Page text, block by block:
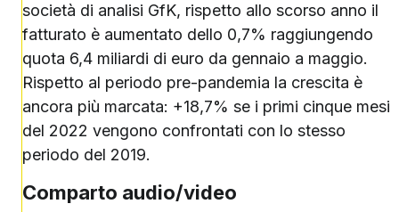
società di analisi GfK, rispetto allo scorso anno il
fatturato è aumentato dello 0,7% raggiungendo
quota 6,4 miliardi di euro da gennaio a maggio.
Rispetto al periodo pre-pandemia la crescita è
ancora più marcata: +18,7% se i primi cinque mesi
del 2022 vengono confrontati con lo stesso
periodo del 2019.
Comparto audio/video